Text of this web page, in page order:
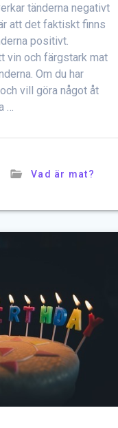
tänderna negativt
att det faktiskt finns
positivt.
vin och färgstark mat
Om du har
vill göra något åt
Vad är mat?